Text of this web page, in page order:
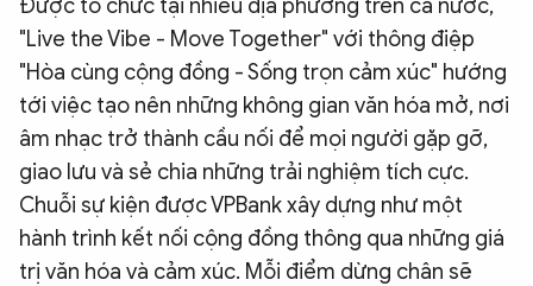
VĂN HÓA - THỂ THAO
BẠN ĐỌC & CAND
ĐA PHƯƠNG TIỆN
eMagazine
Podcast
Được tổ chức tại nhiều địa phương trên cả nước,
"Live the Vibe - Move Together" với thông điệp
"Hòa cùng cộng đồng - Sống trọn cảm xúc" hướng
tới việc tạo nên những không gian văn hóa mở, nơi
âm nhạc trở thành cầu nối để mọi người gặp gỡ,
giao lưu và sẻ chia những trải nghiệm tích cực.
Chuỗi sự kiện được VPBank xây dựng như một
hành trình kết nối cộng đồng thông qua những giá
trị văn hóa và cảm xúc. Mỗi điểm dừng chân sẽ